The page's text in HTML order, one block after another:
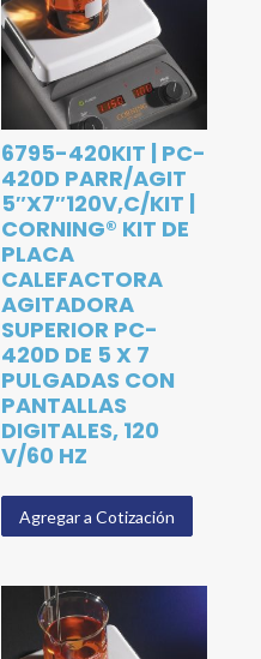
6795-420KIT | PC-
420D PARR/AGIT
5″X7″120V,C/KIT |
CORNING® KIT DE
PLACA
CALEFACTORA
AGITADORA
SUPERIOR PC-
420D DE 5 X 7
PULGADAS CON
PANTALLAS
DIGITALES, 120
V/60 HZ
Agregar a Cotización